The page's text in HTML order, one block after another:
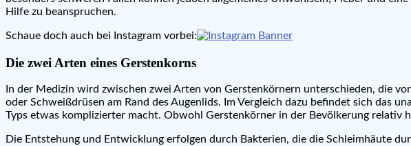
Hilfe zu beanspruchen.
Schaue doch auch bei Instagram vorbei:
Die zwei Arten eines Gerstenkorns
In der Medizin wird zwischen zwei Arten von Gerstenkörnern unterschieden, die
oder Schweißdrüsen am Rand des Augenlids. Im Vergleich dazu befindet sich das
Typs etwas komplizierter macht. Obwohl Gerstenkörner in der Bevölkerung relativ
Die Entstehung und Entwicklung erfolgen durch Bakterien, die die Schleimhäute